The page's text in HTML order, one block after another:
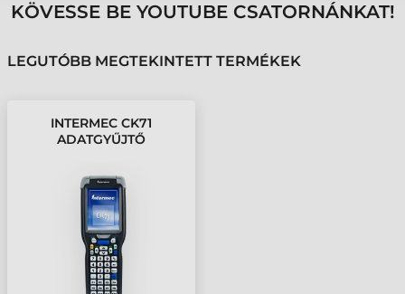
KÖVESSE BE YOUTUBE CSATORNÁNKAT!
LEGUTÓBB MEGTEKINTETT TERMÉKEK
INTERMEC CK71
ADATGYŰJTŐ